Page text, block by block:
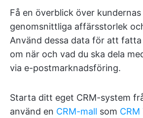
Få en överblick över
genomsnittliga affärsstorlek
Använd dessa data för att
om när och vad du ska dela
via e-postmarknadsföring.
Starta ditt eget CRM-system
använd en CRM-mall som